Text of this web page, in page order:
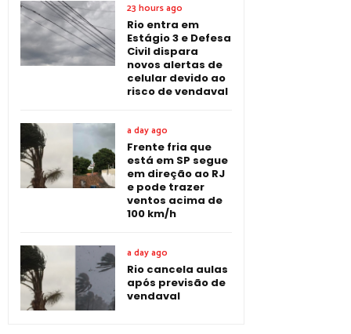
23 hours ago
Rio entra em
Estágio 3 e Defesa
Civil dispara
novos alertas de
celular devido ao
risco de vendaval
a day ago
Frente fria que
está em SP segue
em direção ao RJ
e pode trazer
ventos acima de
100 km/h
a day ago
Rio cancela aulas
após previsão de
vendaval